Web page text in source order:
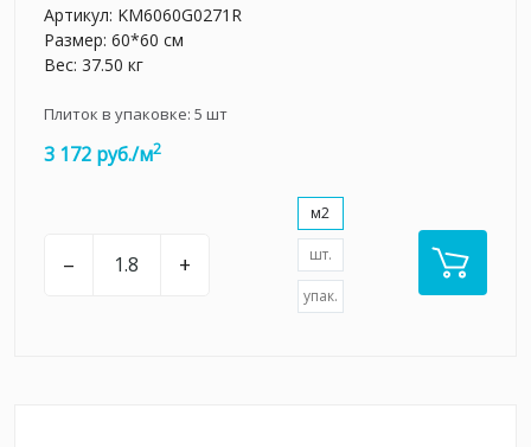
Артикул: KM6060G0271R
Размер: 60*60 см
Вес: 37.50 кг
Плиток в упаковке: 5 шт
3 172 руб./м2
– +
м2
шт.
упак.